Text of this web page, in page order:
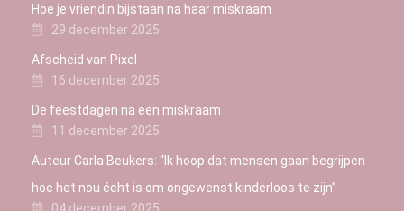
Hoe je vriendin bijstaan na haar miskraam
29 december 2025
Afscheid van Pixel
16 december 2025
De feestdagen na een miskraam
11 december 2025
Auteur Carla Beukers: “Ik hoop dat mensen gaan begrijpen
hoe het nou écht is om ongewenst kinderloos te zijn”